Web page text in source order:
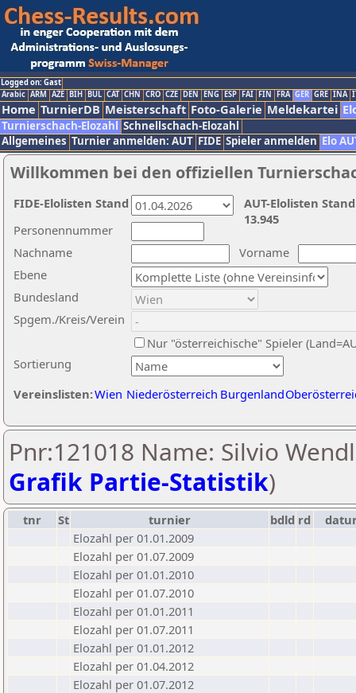
Logged on: Gast
Arabic ARM AZE BIH BUL CAT CHN CRO CZE DEN ENG ESP FAI FIN FRA GER GRE INA
Home TurnierDB Meisterschaft Foto-Galerie Meldekartei
Turnierschach-Elozahl Schnellschach-Elozahl
Allgemeines Turnier anmelden: AUT FIDE Spieler anmelden Elo
Willkommen bei den offiziellen
Nachname
Vorname
Ebene
Sortierung
Personennummer
Bundesland
Spgem./Kreis/Verein
Nur "österreichische" Spieler
Vereinslisten:Wien Niederösterreich Burgenland
AUT-Elolisten
13.945
FIDE-Elolisten Stand
Pnr:121018 Name: Silvio
Grafik Partie-Statistik)
tnr St turnier bdld rd
Elozahl per 01.01.2009
Elozahl per 01.07.2009
Elozahl per 01.01.2010
Elozahl per 01.07.2010
Elozahl per 01.01.2011
Elozahl per 01.07.2011
Elozahl per 01.01.2012
Elozahl per 01.04.2012
Elozahl per 01.07.2012